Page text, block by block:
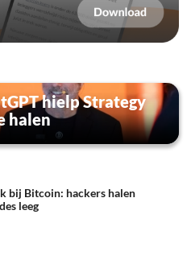
hielp Strategy
halen
bij Bitcoin: hackers halen
leeg